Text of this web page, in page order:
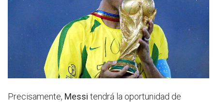
Precisamente, Messi tendrá la oportunidad de